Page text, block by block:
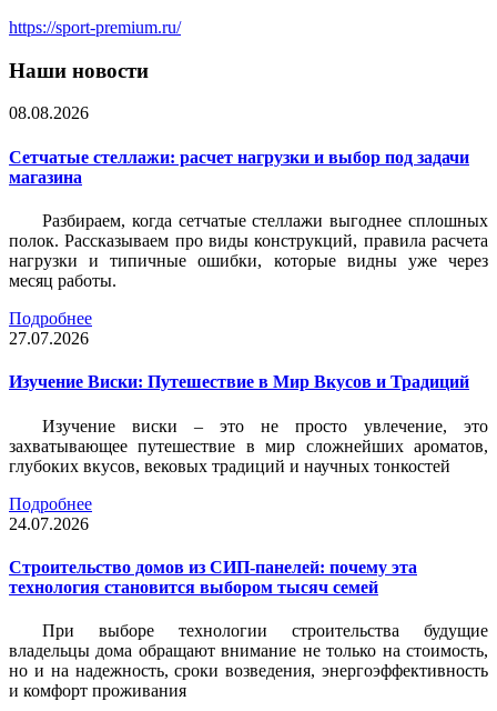
https://sport-premium.ru/
Наши новости
08.08.2026
Сетчатые стеллажи: расчет нагрузки и выбор под задачи
магазина
Разбираем, когда сетчатые стеллажи выгоднее сплошных
полок. Рассказываем про виды конструкций, правила расчета
нагрузки и типичные ошибки, которые видны уже через
месяц работы.
Подробнее
27.07.2026
Изучение Виски: Путешествие в Мир Вкусов и Традиций
Изучение виски – это не просто увлечение, это
захватывающее путешествие в мир сложнейших ароматов,
глубоких вкусов, вековых традиций и научных тонкостей
Подробнее
24.07.2026
Строительство домов из СИП-панелей: почему эта
технология становится выбором тысяч семей
При выборе технологии строительства будущие
владельцы дома обращают внимание не только на стоимость,
но и на надежность, сроки возведения, энергоэффективность
и комфорт проживания